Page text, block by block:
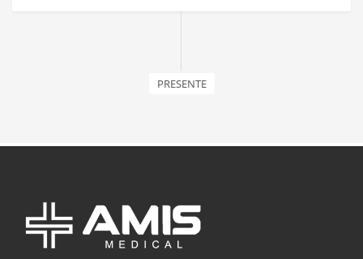
PRESENTE